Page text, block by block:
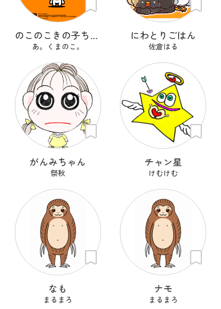
のこのこきの子ちゃん
あ。くまのこ。
にわとりごはん
佐倉はる
がんみちゃん
祭秋
チャン星
けむけむ
なも
まるまろ
ナモ
まるまろ